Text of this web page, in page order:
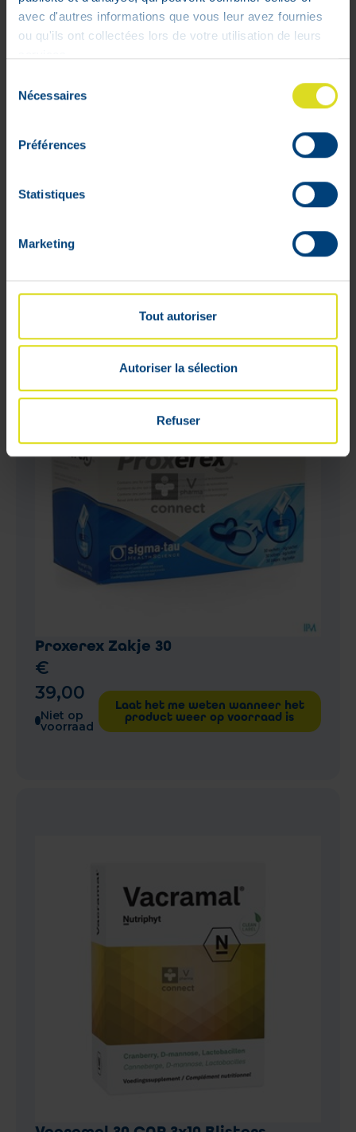
avec d'autres informations que vous leur avez fournies
ou qu'ils ont collectées lors de votre utilisation de leurs
Nécessaires
Préférences
Statistiques
Marketing
Tout autoriser
Autoriser la sélection
Refuser
29,50
voorraad
Proxerex Zakje 30
€
39,00
Niet op
voorraad
Laat het me weten wanneer het
product weer op voorraad is